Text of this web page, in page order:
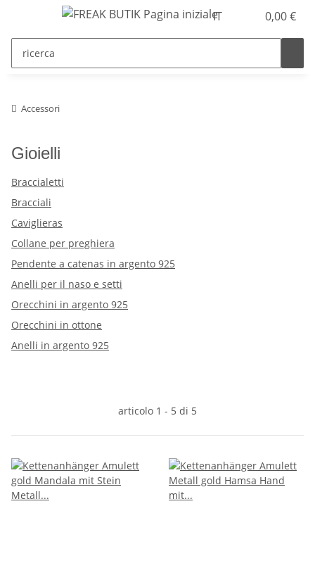
IT 0,00 €
Accessori
Gioielli
Braccialetti
Bracciali
Caviglieras
Collane per preghiera
Pendente a catenas in argento 925
Anelli per il naso e setti
Orecchini in argento 925
Orecchini in ottone
Anelli in argento 925
articolo 1 - 5 di 5